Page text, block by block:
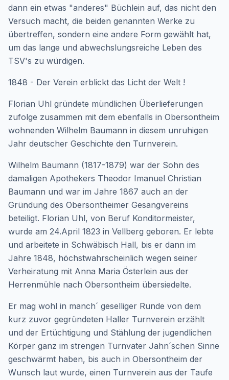
dann ein etwas "anderes" Büchlein auf, das nicht den
Versuch macht, die beiden genannten Werke zu
übertreffen, sondern eine andere Form gewählt hat,
um das lange und abwechslungsreiche Leben des
TSV's zu würdigen.
1848 - Der Verein erblickt das Licht der Welt !
Florian Uhl gründete mündlichen Überlieferungen
zufolge zusammen mit dem ebenfalls in Obersontheim
wohnenden Wilhelm Baumann in diesem unruhigen
Jahr deutscher Geschichte den Turnverein.
Wilhelm Baumann (1817-1879) war der Sohn des
damaligen Apothekers Theodor Imanuel Christian
Baumann und war im Jahre 1867 auch an der
Gründung des Obersontheimer Gesangvereins
beteiligt. Florian Uhl, von Beruf Konditormeister,
wurde am 24.April 1823 in Vellberg geboren. Er lebte
und arbeitete in Schwäbisch Hall, bis er dann im
Jahre 1848, höchstwahrscheinlich wegen seiner
Verheiratung mit Anna Maria Österlein aus der
Herrenmühle nach Obersontheim übersiedelte.
Er mag wohl in manch´ geselliger Runde von dem
kurz zuvor gegründeten Haller Turnverein erzählt
und der Ertüchtigung und Stählung der jugendlichen
Körper ganz im strengen Turnvater Jahn´schen Sinne
geschwärmt haben, bis auch in Obersontheim der
Wunsch laut wurde, einen Turnverein aus der Taufe